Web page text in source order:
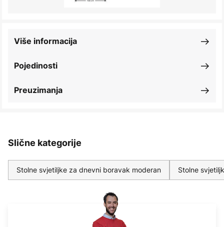
Pojedinosti
Više informacija
Preuzimanja
Slične kategorije
Stolne svjetiljke za dnevni boravak moderan Stolne